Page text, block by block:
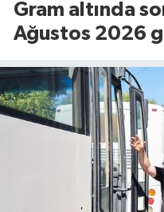
Gram altında
Ağustos 2026